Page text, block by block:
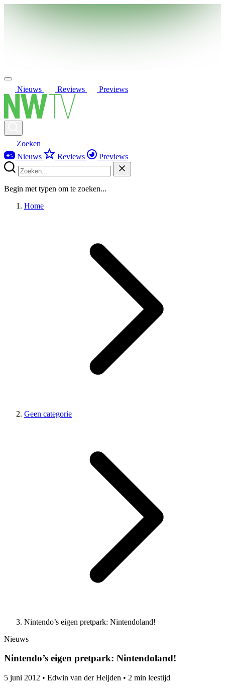
Nieuws Reviews Previews
Zoeken
Nieuws
Reviews Previews
Begin met typen om te zoeken...
Home
Geen categorie
Nintendo’s eigen pretpark: Nintendoland!
Nieuws
Nintendo’s eigen pretpark: Nintendoland!
5 juni 2012 • Edwin van der Heijden • 2 min leestijd